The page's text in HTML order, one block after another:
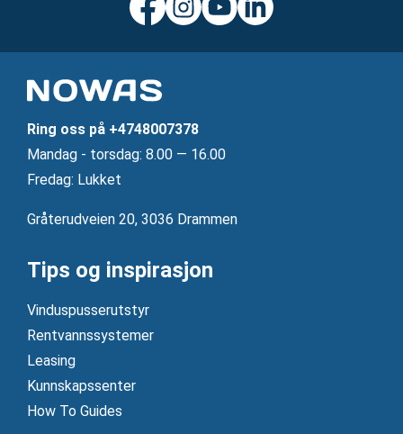
Ring oss på +4748007378
Mandag ‐ torsdag: 8.00 — 16.00
Fredag: Lukket
Gråterudveien 20, 3036 Drammen
Tips og inspirasjon
Vinduspusserutstyr
Rentvannssystemer
Leasing
Kunnskapssenter
How To Guides